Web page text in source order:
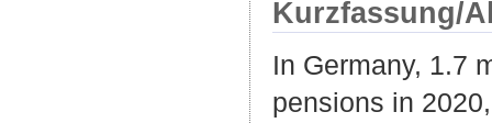
Kurzfassung/
In Germany, 1.7
pensions in